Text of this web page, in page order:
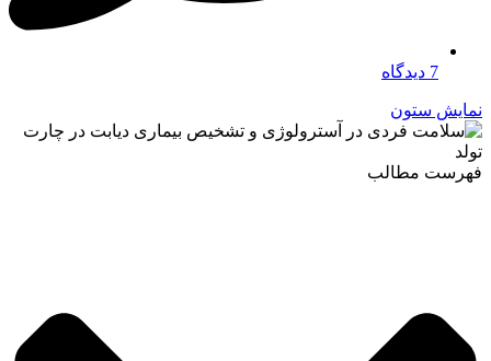
7 دیدگاه
نمایش ستون
فهرست مطالب